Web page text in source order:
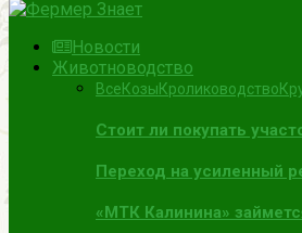
Новости
Животноводство
ВсеКозыКролиководство
Стоит ли покупать
Переход на усиленный
«МТК Калинина»